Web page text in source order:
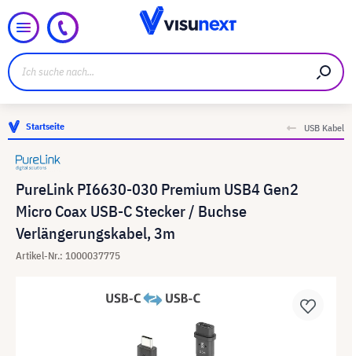
Startseite USB Kabel
PureLink PI6630-030 Premium USB4 Gen2
Micro Coax USB-C Stecker / Buchse
Verlängerungskabel, 3m
Artikel-Nr.: 1000037775